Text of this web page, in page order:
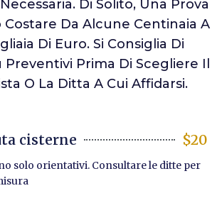
Di Solito, Una Prova
Costare Da Alcune Centinaia A
Di Euro. Si Consiglia Di
Preventivi Prima Di Scegliere Il
O La Ditta A Cui Affidarsi.
cisterne $20
solo orientativi. Consultare le ditte per